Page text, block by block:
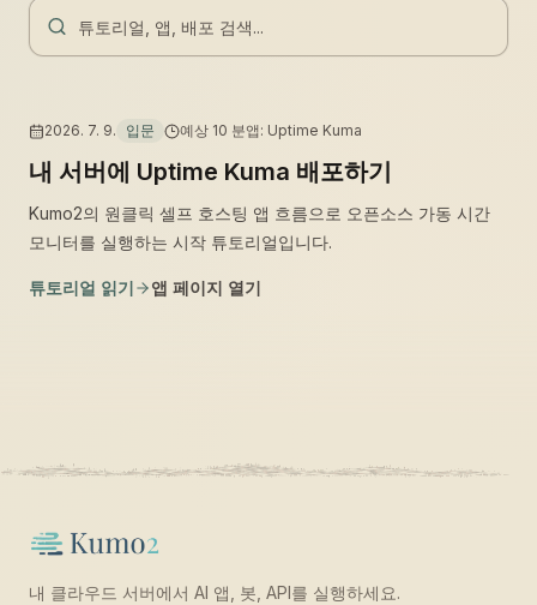
2026. 7. 9. 입문 예상 10 분앱: Uptime Kuma
내 서버에 Uptime Kuma 배포하기
Kumo2의 원클릭 셀프 호스팅 앱 흐름으로 오픈소스 가동 시간
모니터를 실행하는 시작 튜토리얼입니다.
튜토리얼 읽기 앱 페이지 열기
내 클라우드 서버에서 AI 앱, 봇, API를 실행하세요.